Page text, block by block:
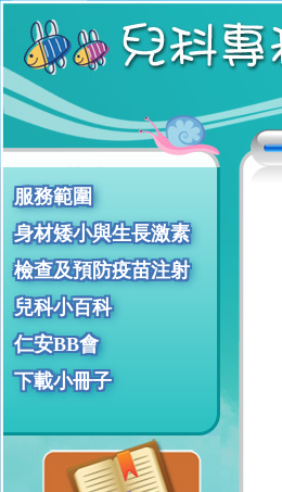
服務範圍
身材矮小與生長激素
檢查及預防疫苗注射
兒科小百科
仁安BB會
下載小冊子